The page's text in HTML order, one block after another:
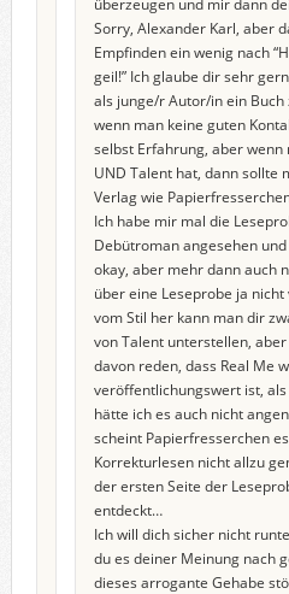
Sorry, Alexander Karl, aber
Empfinden ein wenig nach
geil!” Ich glaube dir sehr
als junge/r Autor/in ein
wenn man keine guten
selbst Erfahrung, aber
UND Talent hat, dann sollte
Verlag wie
Ich habe mir mal die
Debütroman angesehen
okay, aber mehr dann auch
über eine Leseprobe ja
vom Stil her kann man dir
von Talent unterstellen,
davon reden, dass Real Me
veröffentlichungswert ist,
hätte ich es auch nicht
scheint Papierfresserchen
Korrekturlesen nicht allzu
der ersten Seite der
entdeckt…
Ich will dich sicher nicht
du es deiner Meinung nach
dieses arrogante Gehabe